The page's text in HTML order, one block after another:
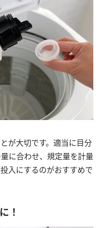
が大切です。適当に目分
に合わせ、規定量を計量
入にするのがおすすめで
！